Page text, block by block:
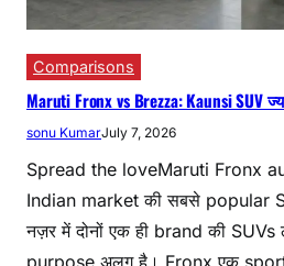
Comparisons
Maruti Fronx vs Brezza: Kaunsi SUV
sonu KumarJuly 7, 2026
Spread the loveMaruti Fronx
Indian market की सबसे popular
नज़र में दोनों एक ही brand की SUVs